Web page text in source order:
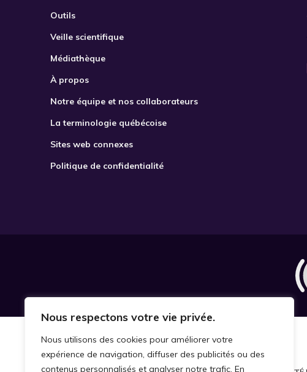
Nous respectons votre vie privée.
Nous utilisons des cookies pour améliorer votre
expérience de navigation, diffuser des publicités ou des
contenus personnalisés et analyser notre trafic. En
Outils
Veille scientifique
Médiathèque
À propos
Notre équipe et nos collaborateurs
La terminologie québécoise
Sites web connexes
Politique de confidentialité